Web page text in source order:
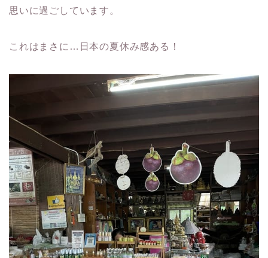
思いに過ごしています。
これはまさに…日本の夏休み感ある！